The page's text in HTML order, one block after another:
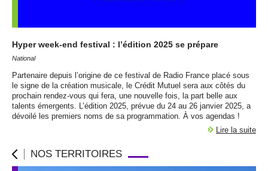
Hyper week-end festival : l’édition 2025 se prépare
National
Partenaire depuis l’origine de ce festival de Radio France placé sous
le signe de la création musicale, le Crédit Mutuel sera aux côtés du
prochain rendez-vous qui fera, une nouvelle fois, la part belle aux
talents émergents. L’édition 2025, prévue du 24 au 26 janvier 2025, a
dévoilé les premiers noms de sa programmation. À vos agendas !
Lire la suite
NOS TERRITOIRES